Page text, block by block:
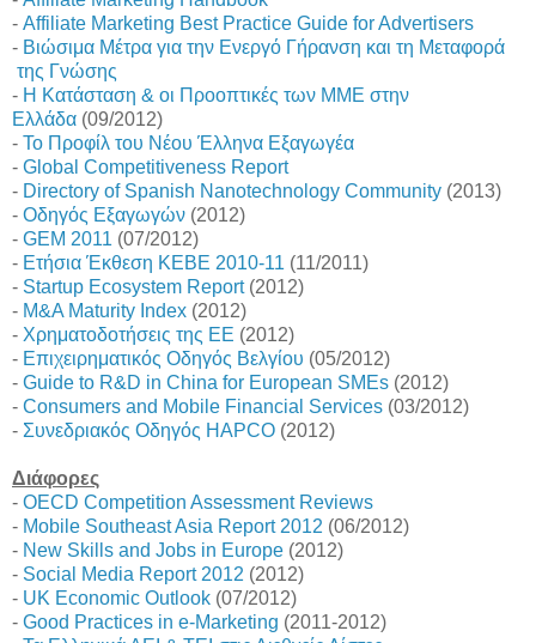
- Affiliate Marketing Best Practice Guide for Advertisers
- Βιώσιμα Μέτρα για την Ενεργό Γήρανση και τη Μεταφορά
της Γνώσης
- Η Κατάσταση & οι Προοπτικές των ΜΜΕ στην
Ελλάδα (09/2012)
- Το Προφίλ του Νέου Έλληνα Εξαγωγέα
- Global Competitiveness Report
- Directory of Spanish Nanotechnology Community (2013)
- Οδηγός Εξαγωγών (2012)
- GEM 2011 (07/2012)
- Ετήσια Έκθεση ΚΕΒΕ 2010-11 (11/2011)
- Startup Ecosystem Report(2012)
- M&A Maturity Index (2012)
- Χρηματοδοτήσεις της ΕΕ (2012)
- Επιχειρηματικός Οδηγός Βελγίου (05/2012)
- Guide to R&D in China for European SMEs (2012)
- Consumers and Mobile Financial Services (03/2012)
- Συνεδριακός Οδηγός HAPCO (2012)
Διάφορες
- OECD Competition Assessment Reviews
- Mobile Southeast Asia Report 2012 (06/2012)
- New Skills and Jobs in Europe (2012)
- Social Media Report 2012 (2012)
- UK Economic Outlook (07/2012)
- Good Practices in e-Marketing (2011-2012)